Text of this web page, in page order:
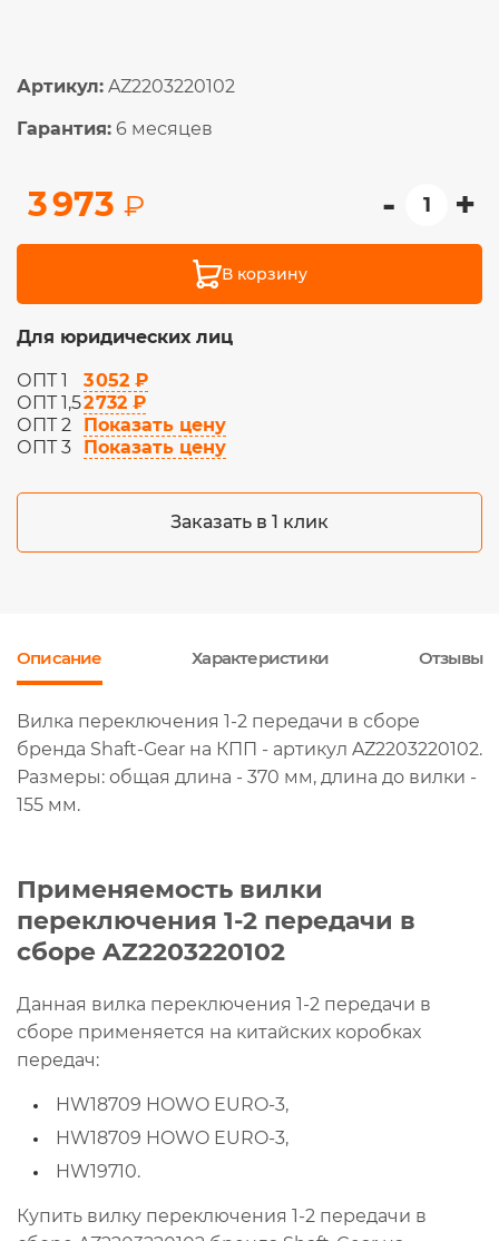
Артикул: AZ2203220102
Гарантия: 6 месяцев
3 973 ₽ - +
В корзину
Для юридических лиц
ОПТ 1
3 052 ₽
ОПТ 1,52 732 ₽
ОПТ 2
Показать цену
ОПТ 3
Показать цену
Заказать в 1 клик
Описание Характеристики Отзывы
Вилка переключения 1-2 передачи в сборе
бренда Shaft-Gear на КПП - артикул AZ2203220102.
Размеры: общая длина - 370 мм, длина до вилки -
155 мм.
Применяемость вилки
переключения 1-2 передачи в
сборе AZ2203220102
Данная вилка переключения 1-2 передачи в
сборе применяется на китайских коробках
передач:
HW18709 HOWO EURO-3,
HW18709 HOWO EURO-3,
HW19710.
Купить вилку переключения 1-2 передачи в